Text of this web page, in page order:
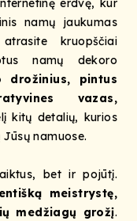
erdvę, kur
namų jaukumas
kruopščiai
namų dekoro
drožinius, pintus
vazas,
kitų detalių, kurios
namuose.
bet ir pojūtį.
meistrystę,
medžiagų grožį.